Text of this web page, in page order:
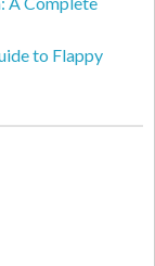
to Flappy